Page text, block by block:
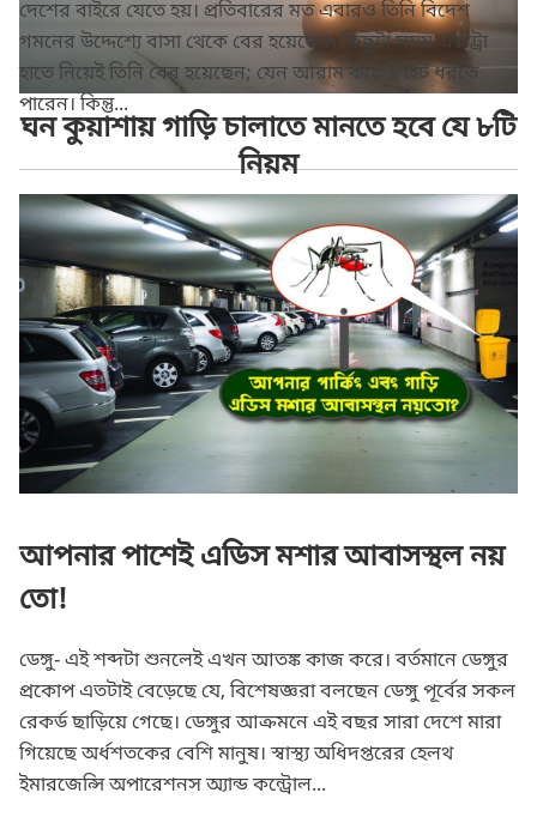
ঘন কুয়াশায় গাড়ি চালাতে মানতে হবে যে ৮টি
নিয়ম
দেশের বাইরে যেতে হয়। প্রতিবারের মত এবারও তিনি বিদেশ
গমনের উদ্দেশ্যে বাসা থেকে বের হয়েছেন। কিছুটা সময় এক্সট্রা
হাতে নিয়েই তিনি বের হয়েছেন; যেন আরাম করে ফ্লাইট ধরতে
পারেন। কিন্তু...
আপনার পাশেই এডিস মশার আবাসস্থল নয়
তো!
ডেঙ্গু- এই শব্দটা শুনলেই এখন আতঙ্ক কাজ করে। বর্তমানে ডেঙ্গুর
প্রকোপ এতটাই বেড়েছে যে, বিশেষজ্ঞরা বলছেন ডেঙ্গু পূর্বের সকল
রেকর্ড ছাড়িয়ে গেছে। ডেঙ্গুর আক্রমনে এই বছর সারা দেশে মারা
গিয়েছে অর্ধশতকের বেশি মানুষ। স্বাস্থ্য অধিদপ্তরের হেলথ
ইমারজেন্সি অপারেশনস অ্যান্ড কন্ট্রোল...